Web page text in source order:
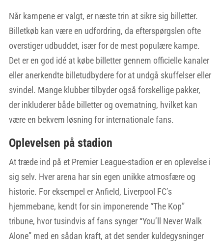
Når kampene er valgt, er næste trin at sikre sig billetter.
Billetkøb kan være en udfordring, da efterspørgslen ofte
overstiger udbuddet, især for de mest populære kampe.
Det er en god idé at købe billetter gennem officielle kanaler
eller anerkendte billetudbydere for at undgå skuffelser eller
svindel. Mange klubber tilbyder også forskellige pakker,
der inkluderer både billetter og overnatning, hvilket kan
være en bekvem løsning for internationale fans.
Oplevelsen på stadion
At træde ind på et Premier League-stadion er en oplevelse i
sig selv. Hver arena har sin egen unikke atmosfære og
historie. For eksempel er Anfield, Liverpool FC’s
hjemmebane, kendt for sin imponerende “The Kop”
tribune, hvor tusindvis af fans synger “You’ll Never Walk
Alone” med en sådan kraft, at det sender kuldegysninger